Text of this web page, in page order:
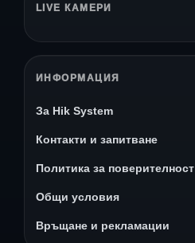
LIVE КАМЕРИ
ИНФОРМАЦИЯ
За Hik System
Контакти и запитване
Политика за поверителност
Общи условия
Връщане и рекламации